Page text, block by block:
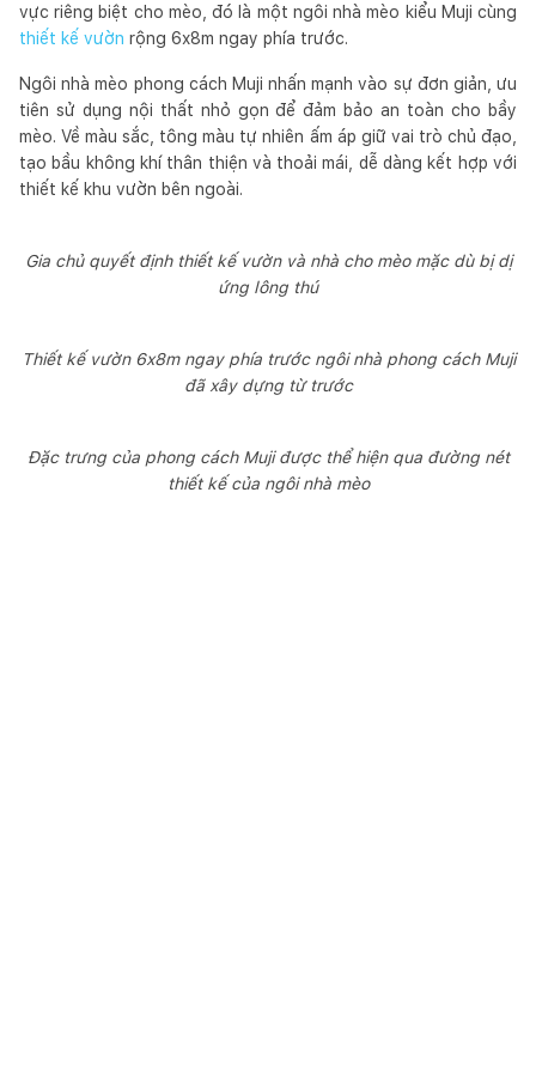
vực riêng biệt cho mèo, đó là một ngôi nhà mèo kiểu Muji cùng
thiết kế vườn rộng 6x8m ngay phía trước.
Ngôi nhà mèo phong cách Muji nhấn mạnh vào sự đơn giản, ưu
tiên sử dụng nội thất nhỏ gọn để đảm bảo an toàn cho bầy
mèo. Về màu sắc, tông màu tự nhiên ấm áp giữ vai trò chủ đạo,
tạo bầu không khí thân thiện và thoải mái, dễ dàng kết hợp với
thiết kế khu vườn bên ngoài.
Gia chủ quyết định thiết kế vườn và nhà cho mèo mặc dù bị dị
ứng lông thú
Thiết kế vườn 6x8m ngay phía trước ngôi nhà phong cách Muji
đã xây dựng từ trước
Đặc trưng của phong cách Muji được thể hiện qua đường nét
thiết kế của ngôi nhà mèo